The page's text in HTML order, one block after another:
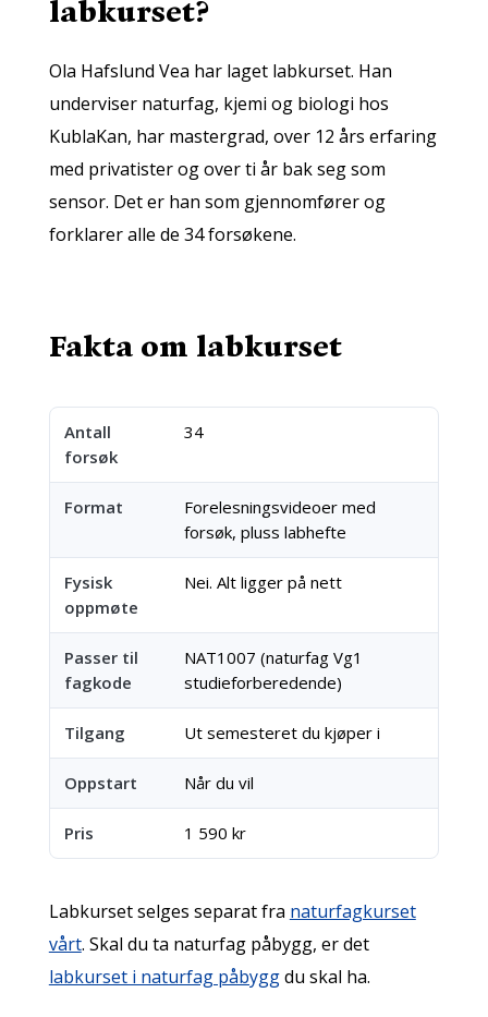
labkurset?
Ola Hafslund Vea har laget labkurset. Han
underviser naturfag, kjemi og biologi hos
KublaKan, har mastergrad, over 12 års erfaring
med privatister og over ti år bak seg som
sensor. Det er han som gjennomfører og
forklarer alle de 34 forsøkene.
Fakta om labkurset
Antall
forsøk
34
Format
Forelesningsvideoer med
forsøk, pluss labhefte
Fysisk
oppmøte
Nei. Alt ligger på nett
Passer til
fagkode
NAT1007 (naturfag Vg1
studieforberedende)
Tilgang Ut semesteret du kjøper i
Oppstart Når du vil
Pris 1 590 kr
Labkurset selges separat fra naturfagkurset
vårt. Skal du ta naturfag påbygg, er det
labkurset i naturfag påbyggdu skal ha.